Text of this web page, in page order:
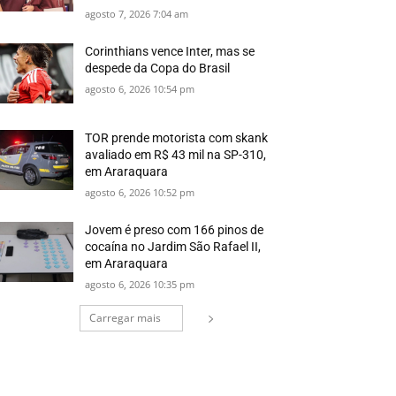
agosto 7, 2026 7:04 am
Corinthians vence Inter, mas se
despede da Copa do Brasil
agosto 6, 2026 10:54 pm
TOR prende motorista com skank
avaliado em R$ 43 mil na SP-310,
em Araraquara
agosto 6, 2026 10:52 pm
Jovem é preso com 166 pinos de
cocaína no Jardim São Rafael II,
em Araraquara
agosto 6, 2026 10:35 pm
Carregar mais